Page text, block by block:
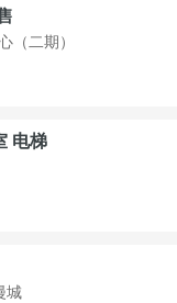
（二期）
电梯
城